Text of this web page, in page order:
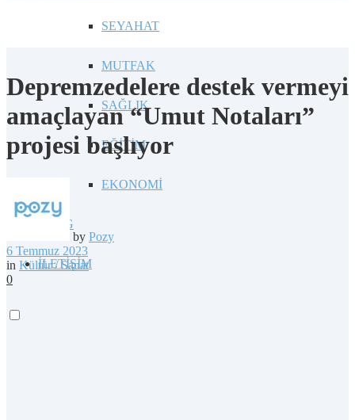
SEYAHAT
MUTFAK
SAĞLIK
EĞİTİM
EKONOMİ
BLOG
İLETİŞİM
Depremzedelere destek vermeyi
amaçlayan “Umut Notaları”
projesi başlıyor
by Pozy
6 Temmuz 2023
in Kültür / Sanat
0